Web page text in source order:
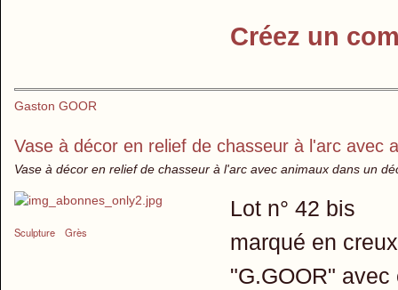
Créez un
Gaston GOOR
Vase à décor en relief de chasseur à l'arc avec
Vase à décor en relief de chasseur à l'arc avec animaux dans un
Sculpture Grès
Lot n° 42 bis
marqué en
"G.GOOR" avec